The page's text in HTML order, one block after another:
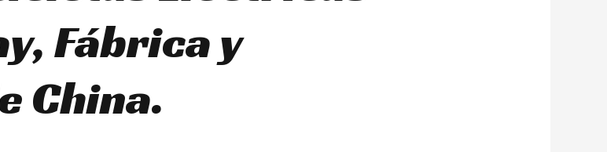
Fábrica y
China.